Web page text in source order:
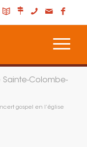
Colombe-
gospel en l’église